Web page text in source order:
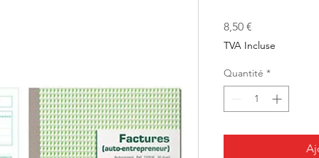
8,50 €
TVA Incluse
Quantité *